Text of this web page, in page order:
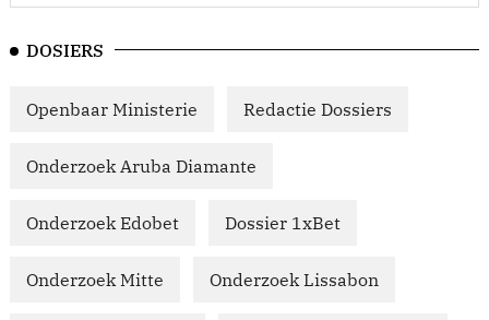
DOSIERS
Openbaar Ministerie Redactie Dossiers
Onderzoek Aruba Diamante
Onderzoek Edobet Dossier 1xBet
Onderzoek Mitte Onderzoek Lissabon